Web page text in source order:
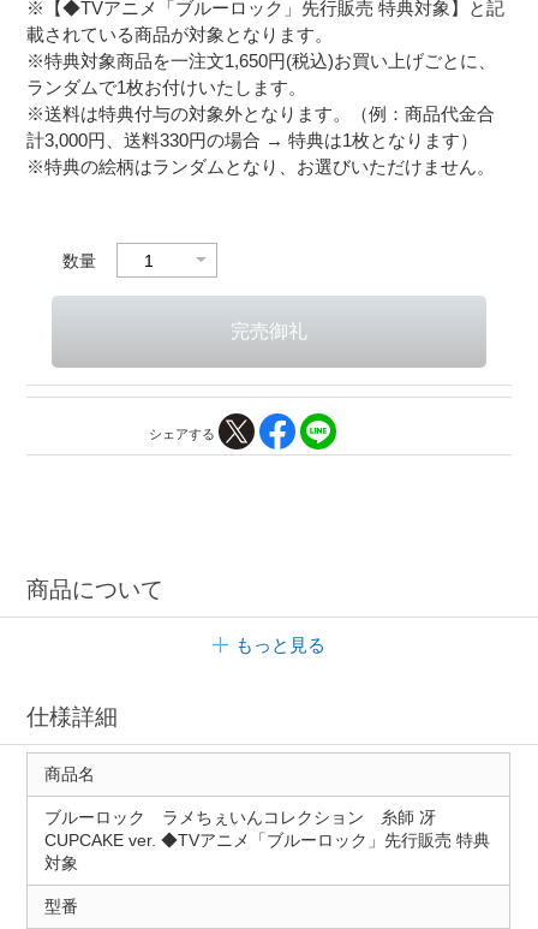
※【◆TVアニメ「ブルーロック」先行販売 特典対象】と記
載されている商品が対象となります。
※特典対象商品を一注文1,650円(税込)お買い上げごとに、
ランダムで1枚お付けいたします。
※送料は特典付与の対象外となります。（例：商品代金合
計3,000円、送料330円の場合 → 特典は1枚となります）
※特典の絵柄はランダムとなり、お選びいただけません。
数量
シェアする
商品について
もっと見る
仕様詳細
商品名
ブルーロック ラメちぇいんコレクション 糸師 冴
CUPCAKE ver. ◆TVアニメ「ブルーロック」先行販売 特典
対象
型番